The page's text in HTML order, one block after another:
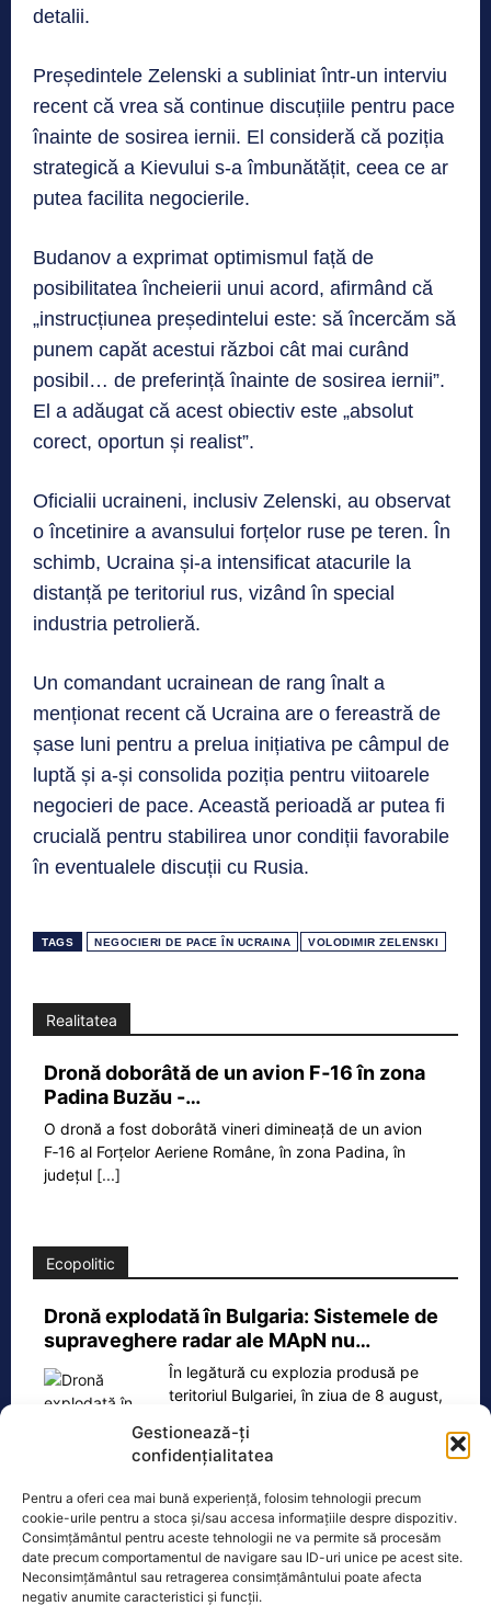
Gestionează-ți
confidențialitatea
Pentru a oferi cea mai bună experiență, folosim tehnologii precum
cookie-urile pentru a stoca și/sau accesa informațiile despre dispozitiv.
Consimțământul pentru aceste tehnologii ne va permite să procesăm
date precum comportamentul de navigare sau ID-uri unice pe acest site.
Neconsimțământul sau retragerea consimțământului poate afecta
negativ anumite caracteristici și funcții.
detalii.
Președintele Zelenski a subliniat într-un interviu
recent că vrea să continue discuțiile pentru pace
înainte de sosirea iernii. El consideră că poziția
strategică a Kievului s-a îmbunătățit, ceea ce ar
putea facilita negocierile.
Budanov a exprimat optimismul față de
posibilitatea încheierii unui acord, afirmând că
„instrucțiunea președintelui este: să încercăm să
punem capăt acestui război cât mai curând
posibil… de preferință înainte de sosirea iernii”.
El a adăugat că acest obiectiv este „absolut
corect, oportun și realist”.
Oficialii ucraineni, inclusiv Zelenski, au observat
o încetinire a avansului forțelor ruse pe teren. În
schimb, Ucraina și-a intensificat atacurile la
distanță pe teritoriul rus, vizând în special
industria petrolieră.
Un comandant ucrainean de rang înalt a
menționat recent că Ucraina are o fereastră de
șase luni pentru a prelua inițiativa pe câmpul de
luptă și a-și consolida poziția pentru viitoarele
negocieri de pace. Această perioadă ar putea fi
crucială pentru stabilirea unor condiții favorabile
în eventualele discuții cu Rusia.
TAGS NEGOCIERI DE PACE ÎN UCRAINA VOLODIMIR ZELENSKI
Realitatea
Dronă doborâtă de un avion F‑16 în zona
Padina Buzău -…
O dronă a fost doborâtă vineri dimineață de un avion
F‑16 al Forțelor Aeriene Române, în zona Padina, în
județul [...]
Ecopolitic
Dronă explodată în Bulgaria: Sistemele de
supraveghere radar ale MApN nu…
În legătură cu explozia produsă pe
teritoriul Bulgariei, în ziua de 8 august,
frontierei [...]
Oficiul de Știri